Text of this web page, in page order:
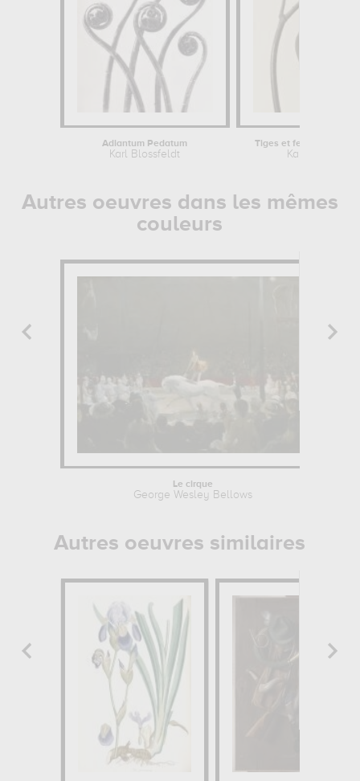
Adiantum Pedatum
Karl Blossfeldt
Tiges et feuilles
Karl Blossfeldt
Autres oeuvres dans les mêmes
couleurs
Le cirque
George Wesley Bellows
Autres oeuvres similaires